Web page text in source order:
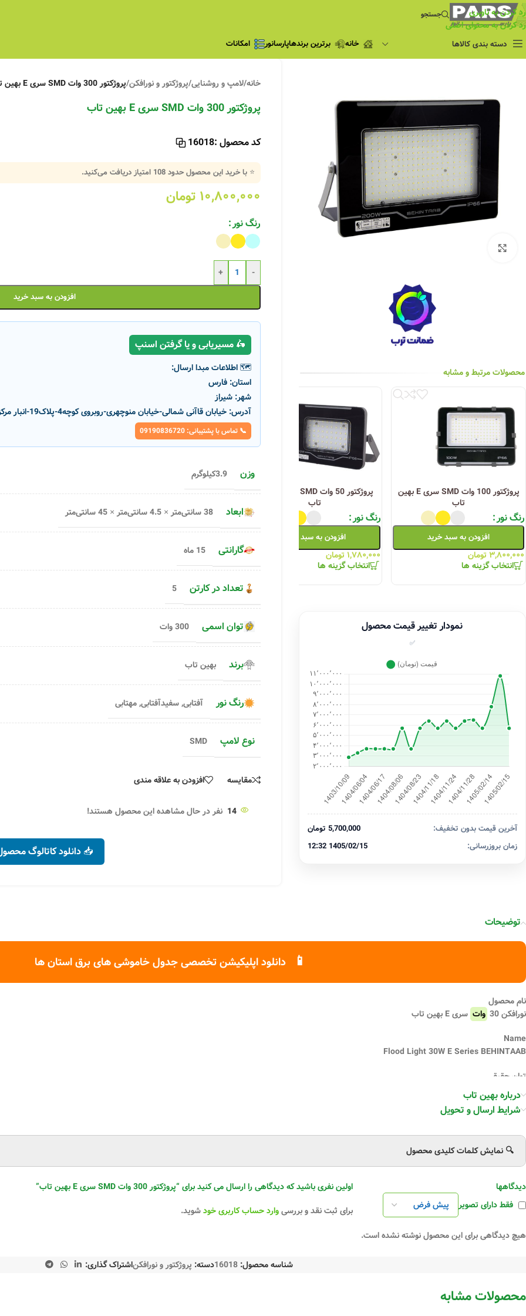
رد کردن به ناوبری
رد کردن به محتوای اصلی
جستجو
دسته بندی کالاها
چراغ اضطراری و
شارژی
ریسه شلنگی و لاین نوری
پروژکتور و نورافکن
چراغ خطی
چراغ توکار
خانه برترین برندهاپارسانور امکانات
محصولات مرتبط و مشابه
پروژکتور 100 وات SMD سری E بهین
تاب
رنگ نور
افزودن به سبد خرید
۳,۸۰۰,۰۰۰ تومان
انتخاب گزینه ها
پروژکتور 50 وات SMD سری E بهین
تاب
رنگ نور
افزودن به سبد خرید
۱,۷۸۰,۰۰۰ تومان
انتخاب گزینه ها
پروژکتور200 وات SMD سری E بهین
رنگ نور
۶,۵۰۰,۰۰۰ تومان
انتخاب گزینه ها
کد محصول :
رنگ نور
۸۶۴,۰۰۰ تومان
نمودار تغییر قیمت محصول
✅
آخرین قیمت بدون تخفیف:
5,700,000 تومان
زمان بروزرسانی:
1405/02/15 12:32
خانه/لامپ و روشنایی/پروژکتور و نورافکن/پروژکتور 300 وات SMD سری E بهین تاب
پروژکتور 300 وات SMD سری E بهین تاب
کد محصول :16018
⭐ با خرید این محصول حدود108 امتیاز دریافت می‌کنید.
۱۰,۸۰۰,۰۰۰ تومان
رنگ نور
-
+
افزودن به سبد خرید
🛵 مسیریابی و یا گرفتن اسنپ
🗺️ اطلاعات مبدا ارسال:
استان:فارس
شهر:شیراز
آدرس:خیابان قاآنی شمالی-خیابان منوچهری-روبروی کوچه4-پلاک19-انبار مرکزی پارسانور
📞 تماس با پشتیبانی: 09190836720
وزن 3.9کیلوگرم
ابعاد 38 سانتی‌متر × 4.5 سانتی‌متر × 45 سانتی‌متر
گارانتی 15 ماه
تعداد در کارتن 5
توان اسمی 300 وات
برند بهین تاب
رنگ نور آفتابی,سفیدآفتابی,مهتابی
نوع لامپ SMD
مقایسه افزودن به علاقه مندی
14 نفر در حال مشاهده این محصول هستند!
📥 دانلود کاتالوگ
توضیحات
📱 دانلود اپلیکیشن تخصصی جدول خاموشی های برق استان ها
نام محصول
نورافکن 30
وات سری E بهین تاب
Name
Flood Light 30W E Series BEHINTAAB
توان حقیقی
شار نوری اسمی
ولتاژ ورودی
180-260V
ضریب توان
0/55
0.23A@230V
بهره نوری lm/watt
درباره بهین تاب
شرایط ارسال و تحویل
🔍 نمایش کلمات کلیدی محصول
دیدگاهها
فقط دارای تصویر
هیچ دیدگاهی برای این محصول نوشته نشده است.
اولین نفری باشید که دیدگاهی را ارسال می کنید برای “پروژکتور 300 وات SMD سری E بهین تاب”
برای ثبت نقد و بررسیوارد حساب کاربری خودشوید.
شناسه محصول: 16018دسته: پروژکتور و نورافکناشتراک گذاری:
محصولات مشابه